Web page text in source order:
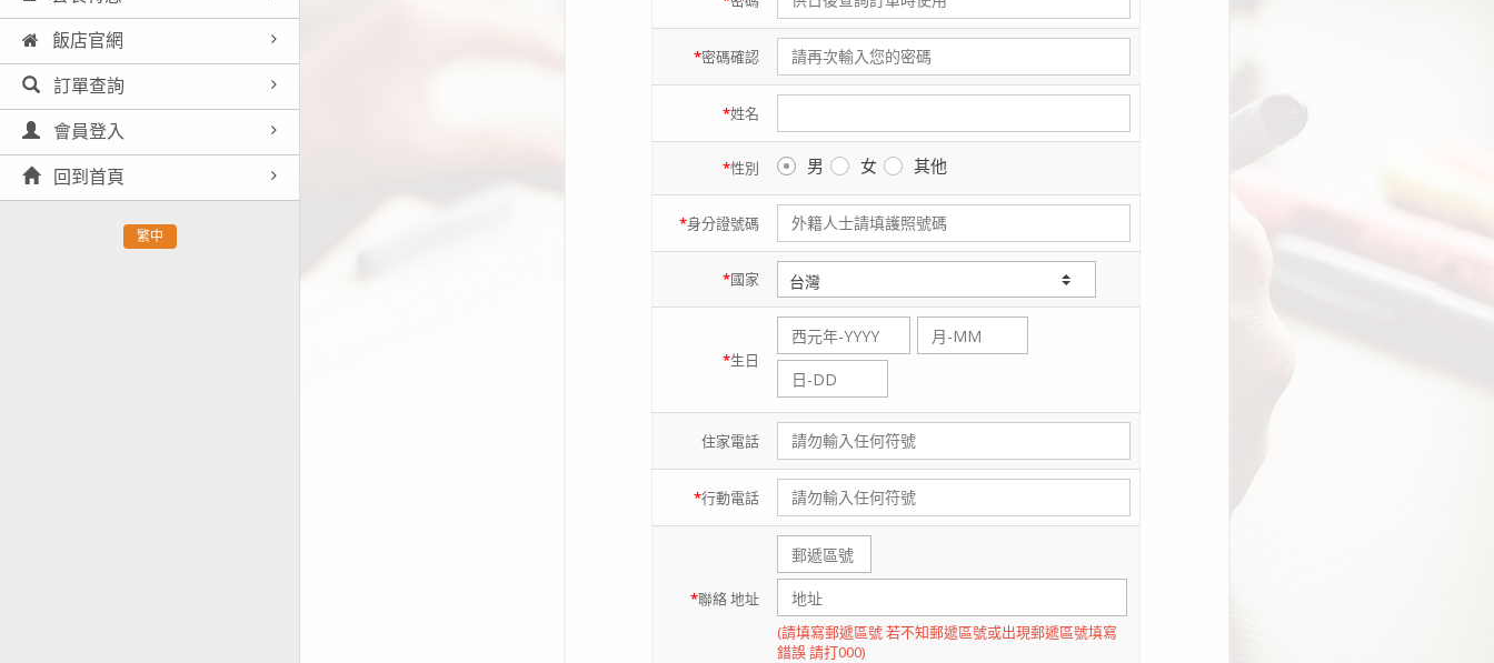
飯店官網
訂單查詢
會員登入
回到首頁
繁中
*密碼確認
*姓名
*性別 男 女 其他
*身分證號碼
*國家
*生日
住家電話
*行動電話
*聯絡地址
(請填寫郵遞區號 若不知郵遞區號或出現郵遞區號填寫
錯誤 請打000)